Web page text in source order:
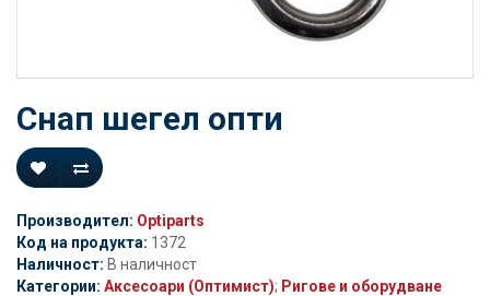
Снап шегел опти
Производител: Optiparts
Код на продукта: 1372
Наличност: В наличност
Категории: Аксесоари (Оптимист); Ригове и оборудване